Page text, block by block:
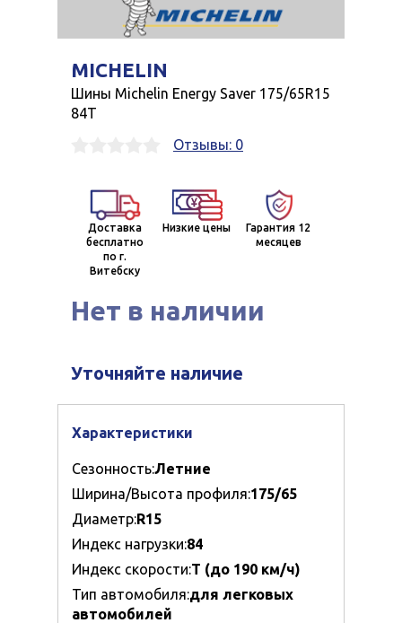
MICHELIN
Шины Michelin Energy Saver 175/65R15
84T
Отзывы: 0
Доставка
бесплатно
по г.
Витебску
Низкие цены
Гарантия 12
месяцев
Нет в наличии
Уточняйте наличие
Характеристики
Сезонность:Летние
Ширина/Высота профиля:175/65
Диаметр:R15
Индекс нагрузки:84
Индекс скорости:T (до 190 км/ч)
Тип автомобиля:для легковых
автомобилей